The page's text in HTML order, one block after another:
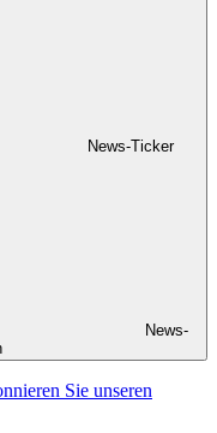
News-Ticker
News-
Sie unseren